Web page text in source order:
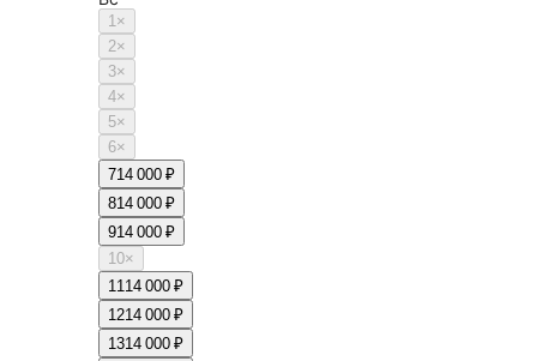
1×
2×
3×
4×
5×
6×
714 000 ₽
814 000 ₽
914 000 ₽
10×
1114 000 ₽
1214 000 ₽
1314 000 ₽